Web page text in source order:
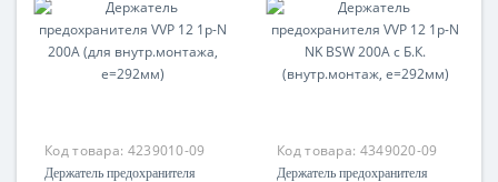
Код товара: 4239010-09
Держатель предохранителя
Код товара: 4349020-09
Держатель предохранителя